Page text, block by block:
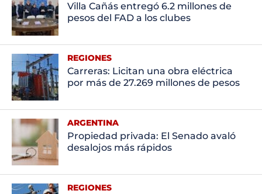
Villa Cañás entregó 6.2 millones de
pesos del FAD a los clubes
REGIONES
Carreras: Licitan una obra eléctrica
por más de 27.269 millones de pesos
ARGENTINA
Propiedad privada: El Senado avaló
desalojos más rápidos
REGIONES